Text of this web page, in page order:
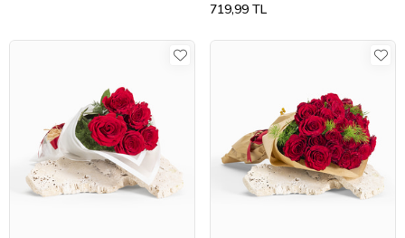
719,99 TL